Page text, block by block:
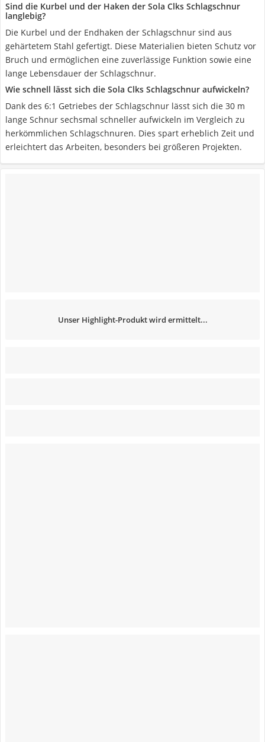
Sind die Kurbel und der Haken der Sola Clks Schlagschnur
langlebig?
Die Kurbel und der Endhaken der Schlagschnur sind aus
gehärtetem Stahl gefertigt. Diese Materialien bieten Schutz vor
Bruch und ermöglichen eine zuverlässige Funktion sowie eine
lange Lebensdauer der Schlagschnur.
Wie schnell lässt sich die Sola Clks Schlagschnur aufwickeln?
Dank des 6:1 Getriebes der Schlagschnur lässt sich die 30 m
lange Schnur sechsmal schneller aufwickeln im Vergleich zu
herkömmlichen Schlagschnuren. Dies spart erheblich Zeit und
erleichtert das Arbeiten, besonders bei größeren Projekten.
Unser Highlight-Produkt wird ermittelt...